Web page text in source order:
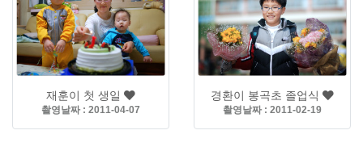
재훈이 첫 생일
촬영날짜 : 2011-04-07
경환이 봉곡초 졸업식
촬영날짜 : 2011-02-19